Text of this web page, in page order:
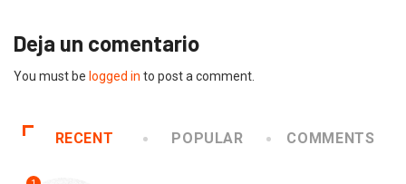
Deja un comentario
You must be logged in to post a comment.
RECENT POPULAR COMMENTS